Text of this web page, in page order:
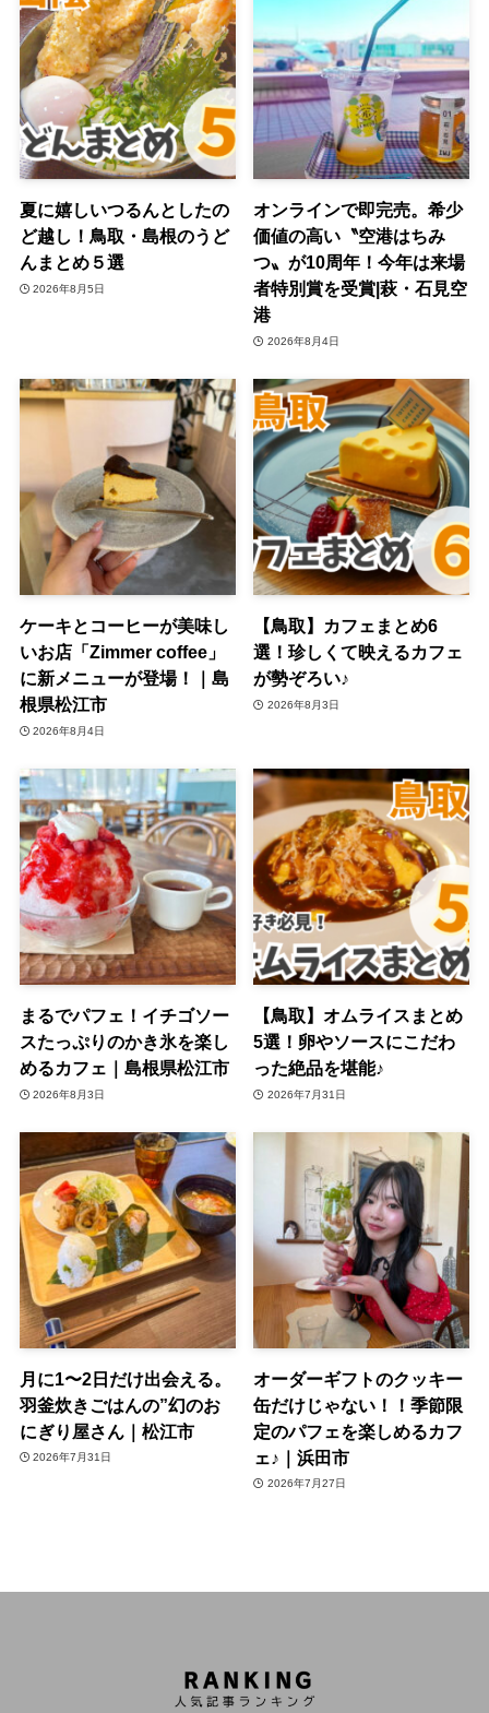
夏に嬉しいつるんとしたの
ど越し！鳥取・島根のうど
んまとめ５選
2026年8月5日
オンラインで即完売。希少
価値の高い〝空港はちみ
つ〟が10周年！今年は来場
者特別賞を受賞|萩・石見空
港
2026年8月4日
ケーキとコーヒーが美味し
いお店「Zimmer coffee」
に新メニューが登場！｜島
根県松江市
2026年8月4日
【鳥取】カフェまとめ6
選！珍しくて映えるカフェ
が勢ぞろい♪
2026年8月3日
まるでパフェ！イチゴソー
スたっぷりのかき氷を楽し
めるカフェ｜島根県松江市
2026年8月3日
【鳥取】オムライスまとめ
5選！卵やソースにこだわ
った絶品を堪能♪
2026年7月31日
月に1〜2日だけ出会える。
羽釜炊きごはんの”幻のお
にぎり屋さん｜松江市
2026年7月31日
オーダーギフトのクッキー
缶だけじゃない！！季節限
定のパフェを楽しめるカフ
ェ♪｜浜田市
2026年7月27日